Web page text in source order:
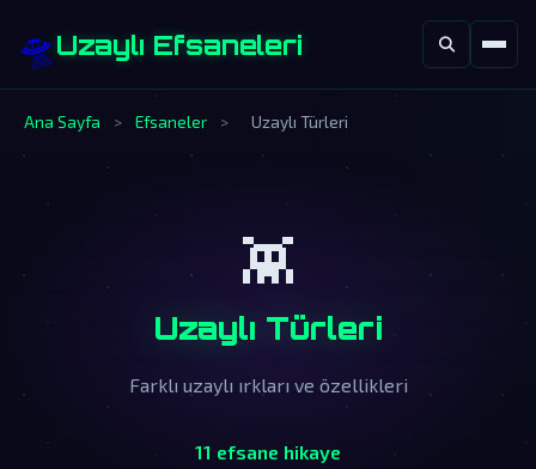
🛸Uzaylı Efsaneleri
Ana Sayfa > Efsaneler > Uzaylı Türleri
👾
Uzaylı Türleri
Farklı uzaylı ırkları ve özellikleri
11 efsane hikaye